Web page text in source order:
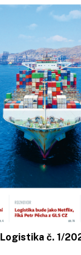
Logistika č. 1/